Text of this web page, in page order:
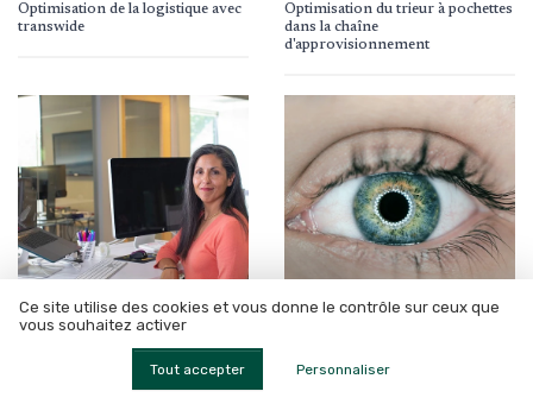
Optimisation de la logistique avec
transwide
Optimisation du trieur à pochettes
dans la chaîne
d'approvisionnement
Optimisation Logistique • 07/01/2026
Optimiser les services de
transport en messagerie
Optimisez vos opérations grâce
Ce site utilise des cookies et vous donne le contrôle sur ceux que
vous souhaitez activer
Tout accepter Personnaliser